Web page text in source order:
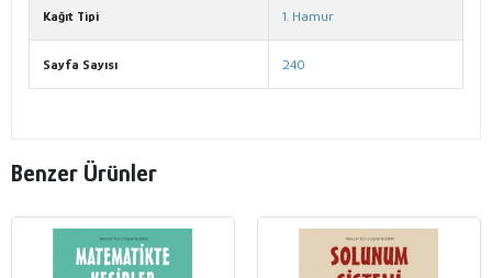
Kağıt Tipi 1. Hamur
Sayfa Sayısı 240
Benzer Ürünler